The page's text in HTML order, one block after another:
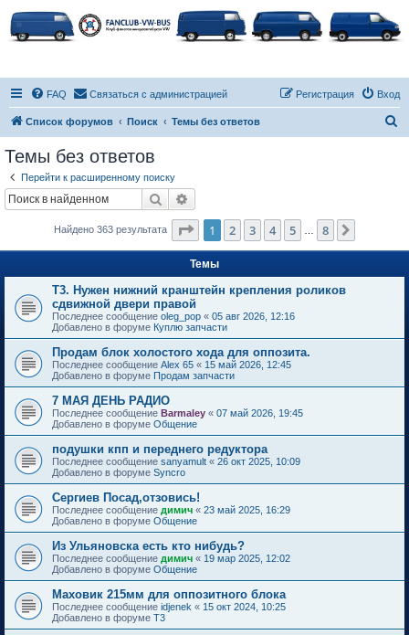
FAQ Связаться с администрацией Вход
Регистрация
Список форумов Поиск Темы без ответов
Темы без ответов
Перейти к расширенному поиску
Поиск
Найдено 363 результата Страница из
1 2 3 4 5 8
Темы
Т3. Нужен нижний кранштейн крепления роликов
сдвижной двери правой
Последнее сообщение oleg_pop « 05 авг 2026, 12:16
Добавлено в форуме Куплю запчасти
Продам блок холостого хода для оппозита.
Последнее сообщение Alex 65 « 15 май 2026, 12:45
Добавлено в форуме Продам запчасти
7 МАЯ ДЕНЬ РАДИО
Последнее сообщение Barmaley « 07 май 2026, 19:45
Добавлено в форуме Общение
подушки кпп и переднего редуктора
Последнее сообщение sanyamult « 26 окт 2025, 10:09
Добавлено в форуме Syncro
Сергиев Посад,отзовись!
Последнее сообщение димич « 23 май 2025, 16:29
Добавлено в форуме Общение
Из Ульяновска есть кто нибудь?
Последнее сообщение димич « 19 мар 2025, 12:02
Добавлено в форуме Общение
Маховик 215мм для оппозитного блока
Последнее сообщение idjenek « 15 окт 2024, 10:25
Добавлено в форуме T3